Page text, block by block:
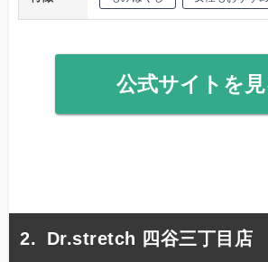
公式サイトを見
Dr.stretch 四谷三丁目店